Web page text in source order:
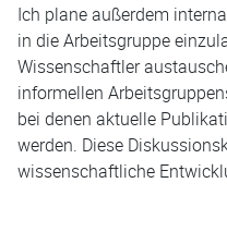
Ich plane außerdem
in die Arbeitsgruppe
Wissenschaftler
informellen
bei denen aktuelle
werden. Diese
wissenschaftliche